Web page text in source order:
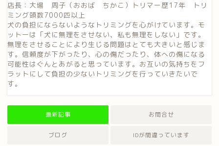
店長：大場 周子（おおば ちかこ）トリマー歴17年 トリ
ミング頭数7000匹以上
犬の負担にならないようなトリミングを心がけています。モ
ットーは「犬に無理をさせない、私も無理をしない」です。
無理をさせることにより生じる問題はとても大きいと感じま
す。信頼度が下がったり、心の傷だったり、体への傷になる
可能性はぐんとあがると思っています。お互いの気持ちをフ
ラットにして負担の少ないトリミングを行っていきたいで
す。
最新記事 お問合せ
ブログ IDが間違っています